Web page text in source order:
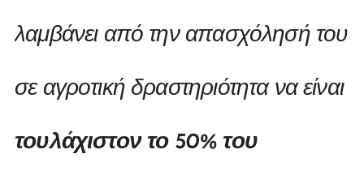
λαμβάνει από την απασχόλησή του
σε αγροτική δραστηριότητα να είναι
τουλάχιστον το 50% του